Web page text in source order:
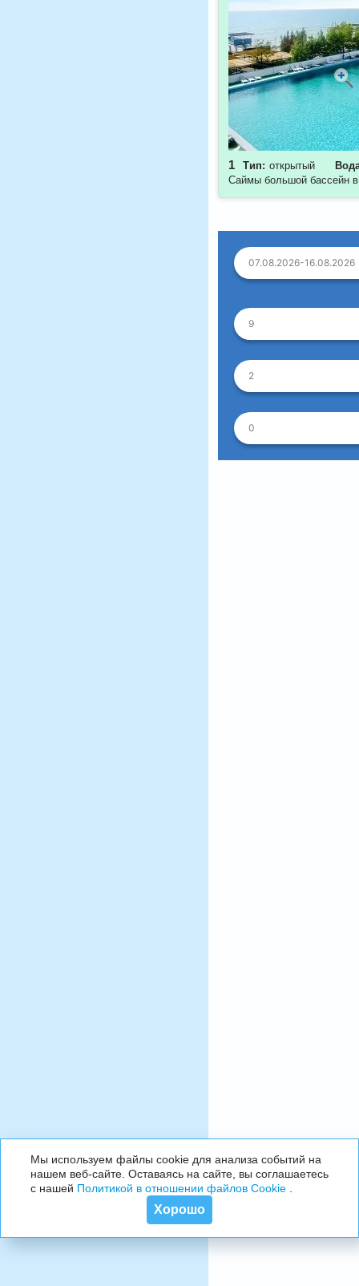
1 Тип: открытый
Саймы большой бассейн
07.08.2026-16.08.2026
9
2
0
Мы используем файлы cookie для анализа событий на
нашем веб-сайте. Оставаясь на сайте, вы соглашаетесь
с нашей Политикой в отношении файлов Cookie.
Хорошо